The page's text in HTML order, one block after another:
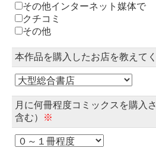
その他インターネット媒体で
クチコミ
その他
本作品を購入したお店を教えてく
月に何冊程度コミックスを購入
含む）
※